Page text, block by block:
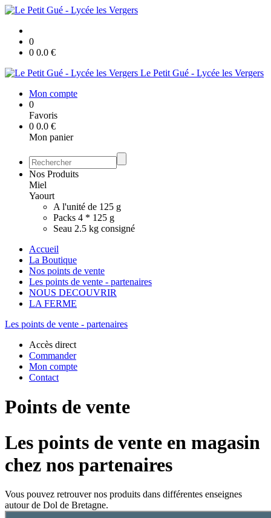
0
0 0.0 €
Le Petit Gué - Lycée les Vergers
Mon compte
0
Favoris
0 0.0 €
Mon panier
Nos Produits
Miel
Yaourt
A l'unité de 125 g
Packs 4 * 125 g
Seau 2.5 kg consigné
Accueil
La Boutique
Nos points de vente
Les points de vente - partenaires
NOUS DECOUVRIR
LA FERME
Les points de vente - partenaires
Accès direct
Commander
Mon compte
Contact
Points de vente
Les points de vente en magasin
chez nos partenaires
Vous pouvez retrouver nos produits dans différentes enseignes
autour de Dol de Bretagne.